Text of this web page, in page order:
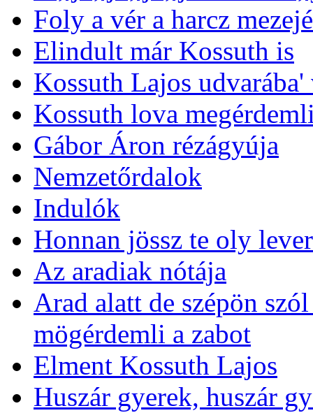
Foly a vér a harcz
Elindult már Kossuth is
Kossuth Lajos
Kossuth lova
Gábor Áron rézágyúja
Nemzetőrdalok
Indulók
Honnan jössz te oly
Az aradiak nótája
Arad alatt de szépön
mögérdemli a zabot
Elment Kossuth Lajos
Huszár gyerek, huszár